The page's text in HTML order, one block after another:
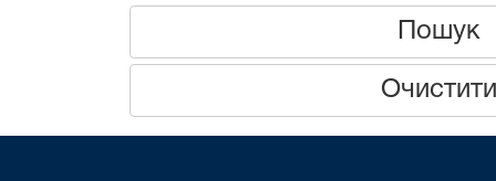
Пошук
Очистити